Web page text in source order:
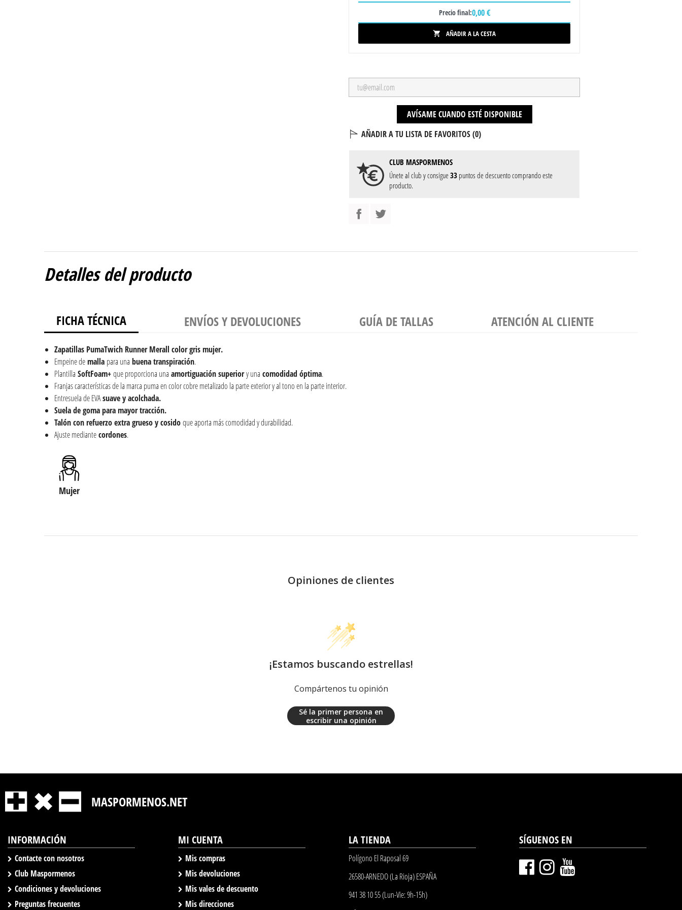
Precio final:0,00 €
 AÑADIR A LA CESTA
AVÍSAME CUANDO ESTÉ DISPONIBLE
AÑADIR A TU LISTA DE FAVORITOS (0)
CLUB MASPORMENOS
Únete al club y consigue33puntos de descuento comprando este
producto.
Detalles del producto
FICHA TÉCNICA ENVÍOS Y DEVOLUCIONES GUÍA DE TALLAS ATENCIÓN AL CLIENTE
Zapatillas PumaTwich Runner Merall color gris mujer.
Empeine demalla para una buena transpiración.
Plantilla SoftFoam+que proporciona una amortiguaciónsuperiory una comodidad óptima.
Franjas características de la marca puma en color cobre metalizado la parte exterior y al tono en la parte interior.
Entresuela de EVAsuave y acolchada.
Suela de goma para mayor tracción.
Talón con refuerzo extra grueso y cosidoque aporta más comodidad y durabilidad.
Ajuste mediantecordones.
Mujer
Opiniones de clientes
¡Estamos buscando estrellas!
Compártenos tu opinión
Sé la primer persona en
escribir una opinión
MASPORMENOS.NET
INFORMACIÓN
Contacte con nosotros
Club Maspormenos
Condiciones y devoluciones
Preguntas frecuentes
MI CUENTA
Mis compras
Mis devoluciones
Mis vales de descuento
Mis direcciones
LA TIENDA
Polígono El Raposal 69
26580-ARNEDO (La Rioja) ESPAÑA
941 38 10 55 (Lun-Vie: 9h-15h)
SÍGUENOS EN